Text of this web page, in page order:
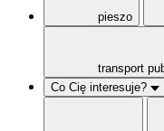
pieszo
transport
Co Cię interesuje?